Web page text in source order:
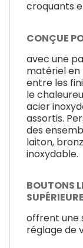
croquants
CONÇUE
avec une
matériel en
entre les
le
acier
assortis.
des
laiton,
inoxydable.
BOUTONS
SUPÉRIEURE
offrent une
réglage de